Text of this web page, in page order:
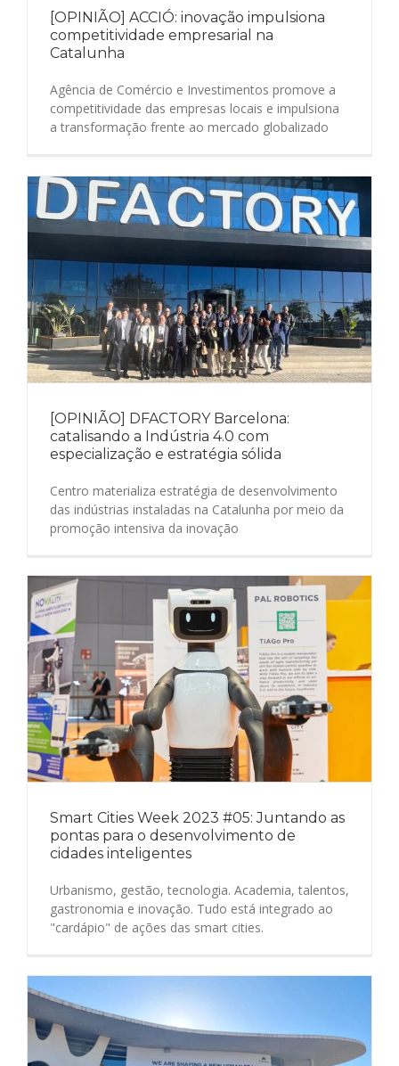
[OPINIÃO] ACCIÓ: inovação impulsiona
competitividade empresarial na
Catalunha
Agência de Comércio e Investimentos promove a
competitividade das empresas locais e impulsiona
a transformação frente ao mercado globalizado
[OPINIÃO] DFACTORY Barcelona:
catalisando a Indústria 4.0 com
especialização e estratégia sólida
Centro materializa estratégia de desenvolvimento
das indústrias instaladas na Catalunha por meio da
promoção intensiva da inovação
Smart Cities Week 2023 #05: Juntando as
pontas para o desenvolvimento de
cidades inteligentes
Urbanismo, gestão, tecnologia. Academia, talentos,
gastronomia e inovação. Tudo está integrado ao
"cardápio" de ações das smart cities.